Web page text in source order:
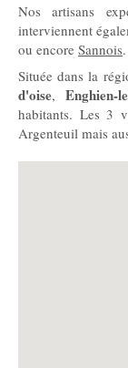
Nos artisans
interviennent
ou encore Sannois.
Située dans la
d'oise,Enghien-
habitants. Les 3
Argenteuil mais